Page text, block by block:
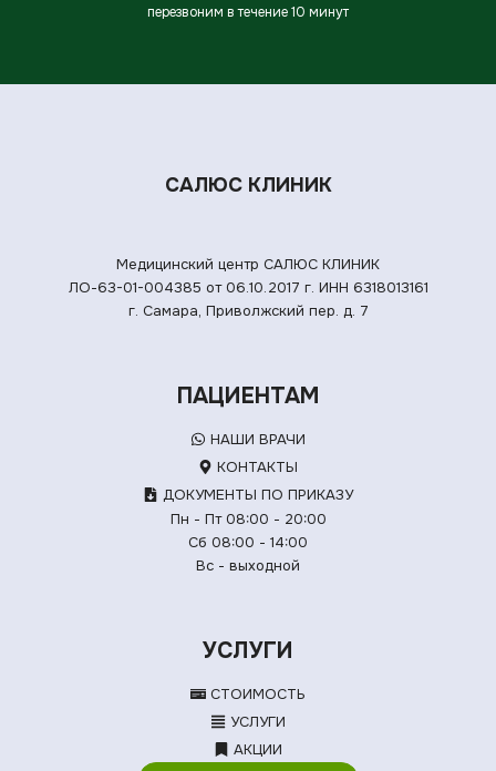
перезвоним в течение 10 минут
САЛЮС КЛИНИК
Медицинский центр САЛЮС КЛИНИК
ЛО-63-01-004385 от 06.10.2017 г. ИНН 6318013161
г. Самара, Приволжский пер. д. 7
ПАЦИЕНТАМ
НАШИ ВРАЧИ
КОНТАКТЫ
ДОКУМЕНТЫ ПО ПРИКАЗУ
Пн - Пт 08:00 - 20:00
Сб 08:00 - 14:00
Вс - выходной
УСЛУГИ
СТОИМОСТЬ
УСЛУГИ
АКЦИИ